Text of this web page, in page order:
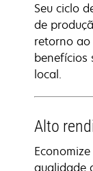
Seu ciclo
de
retorno
benefícios
local.
Alto
qualidade